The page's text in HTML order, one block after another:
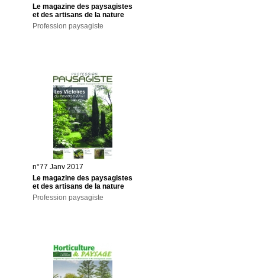
Le magazine des paysagistes
et des artisans de la nature
Profession paysagiste
n°77 Janv 2017
Le magazine des paysagistes
et des artisans de la nature
Profession paysagiste